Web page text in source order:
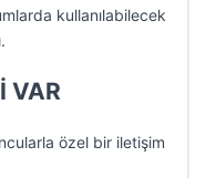
kullanılabilecek
VAR
özel bir iletişim